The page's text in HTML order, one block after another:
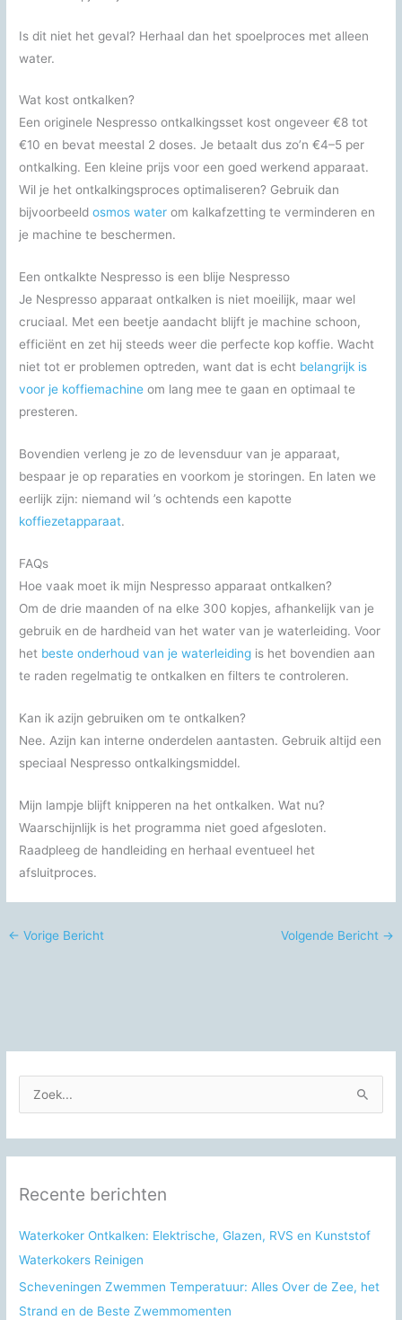
Is dit niet het geval? Herhaal dan het spoelproces met alleen
water.
Wat kost ontkalken?
Een originele Nespresso ontkalkingsset kost ongeveer €8 tot
€10 en bevat meestal 2 doses. Je betaalt dus zo’n €4–5 per
ontkalking. Een kleine prijs voor een goed werkend apparaat.
Wil je het ontkalkingsproces optimaliseren? Gebruik dan
bijvoorbeeldosmos water om kalkafzetting te verminderen en
je machine te beschermen.
Een ontkalkte Nespresso is een blije Nespresso
Je Nespresso apparaat ontkalken is niet moeilijk, maar wel
cruciaal. Met een beetje aandacht blijft je machine schoon,
efficiënt en zet hij steeds weer die perfecte kop koffie. Wacht
niet tot er problemen optreden, want dat is echt belangrijk is
voor je koffiemachine om lang mee te gaan en optimaal te
presteren.
Bovendien verleng je zo de levensduur van je apparaat,
bespaar je op reparaties en voorkom je storingen. En laten we
eerlijk zijn: niemand wil ’s ochtends een kapotte
koffiezetapparaat.
FAQs
Hoe vaak moet ik mijn Nespresso apparaat ontkalken?
Om de drie maanden of na elke 300 kopjes, afhankelijk van je
gebruik en de hardheid van het water van je waterleiding. Voor
het beste onderhoud van je waterleiding is het bovendien aan
te raden regelmatig te ontkalken en filters te controleren.
Kan ik azijn gebruiken om te ontkalken?
Nee. Azijn kan interne onderdelen aantasten. Gebruik altijd een
speciaal Nespresso ontkalkingsmiddel.
Mijn lampje blijft knipperen na het ontkalken. Wat nu?
Waarschijnlijk is het programma niet goed afgesloten.
Raadpleeg de handleiding en herhaal eventueel het
afsluitproces.
← Vorige Bericht Volgende Bericht →
o
e
k
a
r
:
Recente berichten
Waterkoker Ontkalken: Elektrische, Glazen, RVS en Kunststof
Waterkokers Reinigen
Scheveningen Zwemmen Temperatuur: Alles Over de Zee, het
Strand en de Beste Zwemmomenten